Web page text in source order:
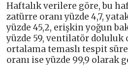
Haftalık verilere göre, bu
zatürre oranı yüzde 4,7,
yüzde 45,2, erişkin yoğun
yüzde 59, ventilatör doluluk
ortalama temaslı tespit
oranı ise yüzde 99,9 olarak